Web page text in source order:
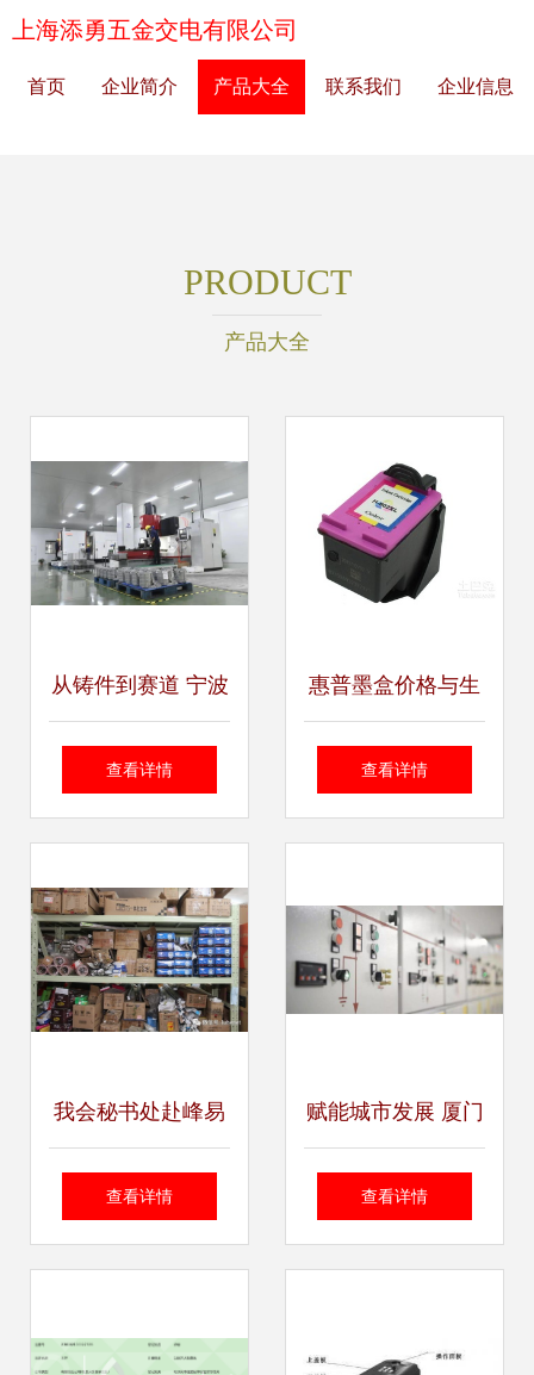
上海添勇五金交电有限公司
首页 企业简介 产品大全 联系我们 企业信息
PRODUCT
产品大全
从铸件到赛道 宁波
博威模具的新能源
查看详情
惠普墨盒价格与生
产厂家概览及自行
查看详情
我会秘书处赴峰易
五金交电批发走访
查看详情
赋能城市发展 厦门
电力营商环境交出
查看详情